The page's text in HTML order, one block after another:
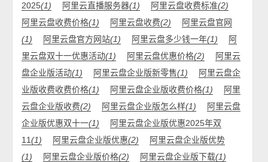
2025(1) 阿里云直播服务器(1) 阿里云盘收费标准(2)
阿里云盘收费价格(1) 阿里云盘收费(2)
阿里云盘官网
(1)
阿里云盘官方网站(1) 阿里云盘多少钱一年(1)
阿
里云盘双十一优惠活动(1) 阿里云盘优惠价格(2)
阿里云
盘企业版活动(1) 阿里云盘企业版新零售(1)
阿里云盘企
业版收费收费价格(1) 阿里云盘企业版收费价格(1)
阿里
云盘企业版收费(2) 阿里云盘企业版怎么样(1)
阿里云盘
企业版优惠双十一(1)
阿里云盘企业版优惠2025年双
11(1) 阿里云盘企业版优惠(2)
阿里云盘企业版优势
(1)
阿里云盘企业版价格(2) 阿里云盘企业版下载(1)